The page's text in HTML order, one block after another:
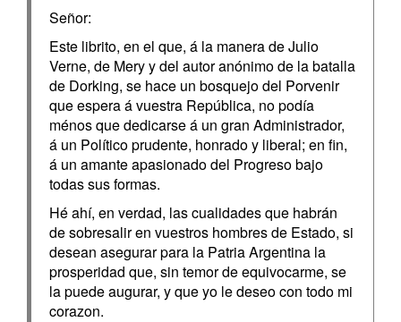
Señor:
Este librito, en el que, á la manera de Julio
Verne, de Mery y del autor anónimo de la batalla
de Dorking, se hace un bosquejo del Porvenir
que espera á vuestra República, no podía
ménos que dedicarse á un gran Administrador,
á un Político prudente, honrado y liberal; en fin,
á un amante apasionado del Progreso bajo
todas sus formas.
Hé ahí, en verdad, las cualidades que habrán
de sobresalir en vuestros hombres de Estado, si
desean asegurar para la Patria Argentina la
prosperidad que, sin temor de equivocarme, se
la puede augurar, y que yo le deseo con todo mi
corazon.